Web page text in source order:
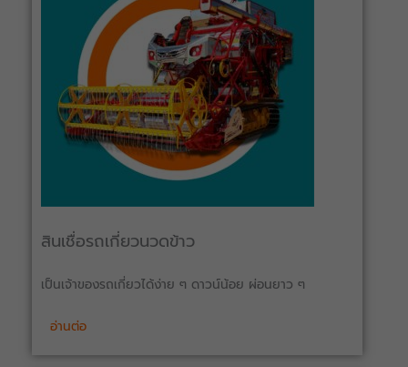
สินเชื่อรถเกี่ยวนวดข้าว
เป็นเจ้าของรถเกี่ยวได้ง่าย ๆ ดาวน์น้อย ผ่อนยาว ๆ
อ่านต่อ